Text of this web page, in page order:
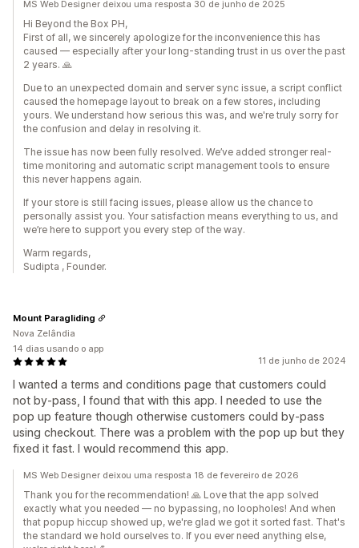
MS Web Designer deixou uma resposta 30 de junho de 2025
Hi Beyond the Box PH,
First of all, we sincerely apologize for the inconvenience this has
caused — especially after your long-standing trust in us over the past
2 years. 🙏
Due to an unexpected domain and server sync issue, a script conflict
caused the homepage layout to break on a few stores, including
yours. We understand how serious this was, and we're truly sorry for
the confusion and delay in resolving it.
The issue has now been fully resolved. We’ve added stronger real-
time monitoring and automatic script management tools to ensure
this never happens again.
If your store is still facing issues, please allow us the chance to
personally assist you. Your satisfaction means everything to us, and
we’re here to support you every step of the way.
Warm regards,
Sudipta , Founder.
11 de junho de 2024
I wanted a terms and conditions page that customers could
not by-pass, I found that with this app. I needed to use the
pop up feature though otherwise customers could by-pass
using checkout. There was a problem with the pop up but they
fixed it fast. I would recommend this app.
Mount Paragliding
Nova Zelândia
14 dias usando o app
MS Web Designer deixou uma resposta 18 de fevereiro de 2026
Thank you for the recommendation! 🙏 Love that the app solved
exactly what you needed — no bypassing, no loopholes! And when
that popup hiccup showed up, we're glad we got it sorted fast. That's
the standard we hold ourselves to. If you ever need anything else,